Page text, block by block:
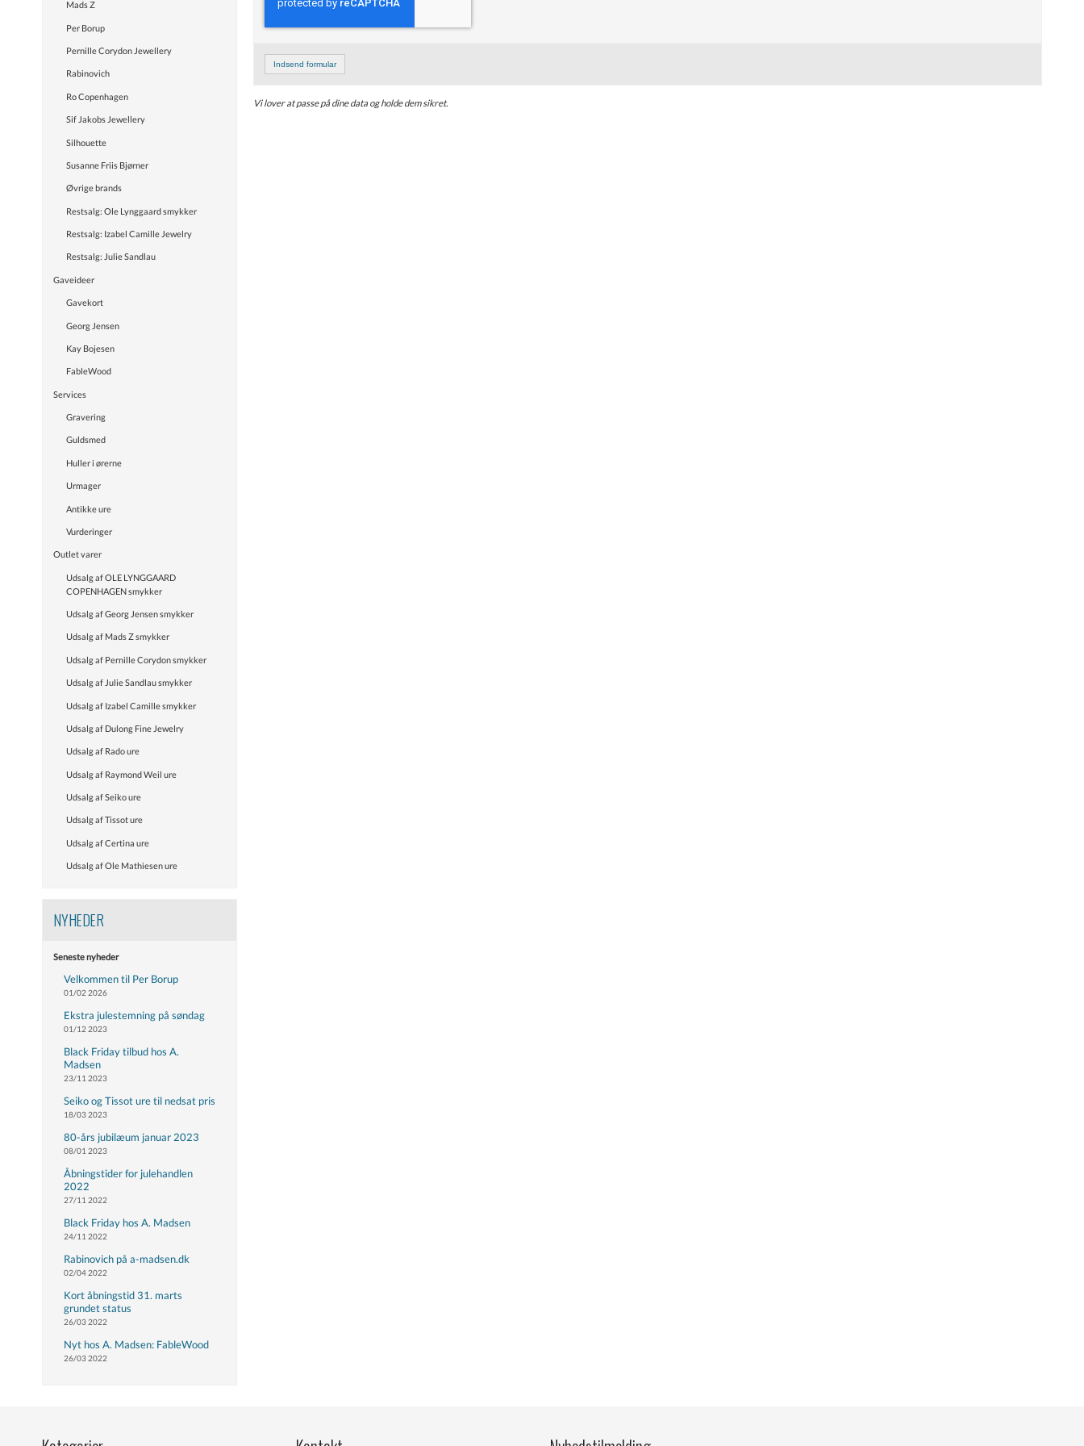
Mads Z
Per Borup
Pernille Corydon Jewellery
Rabinovich
Ro Copenhagen
Sif Jakobs Jewellery
Silhouette
Susanne Friis Bjørner
Øvrige brands
Restsalg: Ole Lynggaard smykker
Restsalg: Izabel Camille Jewelry
Restsalg: Julie Sandlau
Gaveideer
Gavekort
Georg Jensen
Kay Bojesen
FableWood
Services
Gravering
Guldsmed
Huller i ørerne
Urmager
Antikke ure
Vurderinger
Outlet varer
Udsalg af OLE LYNGGAARD
COPENHAGEN smykker
Udsalg af Georg Jensen smykker
Udsalg af Mads Z smykker
Udsalg af Pernille Corydon smykker
Udsalg af Julie Sandlau smykker
Udsalg af Izabel Camille smykker
Udsalg af Dulong Fine Jewelry
Udsalg af Rado ure
Udsalg af Raymond Weil ure
Udsalg af Seiko ure
Udsalg af Tissot ure
Udsalg af Certina ure
Udsalg af Ole Mathiesen ure
NYHEDER
Seneste nyheder
Velkommen til Per Borup
01/02 2026
Ekstra julestemning på søndag
01/12 2023
Black Friday tilbud hos A.
Madsen
23/11 2023
Seiko og Tissot ure til nedsat pris
18/03 2023
80-års jubilæum januar 2023
08/01 2023
Åbningstider for julehandlen
2022
27/11 2022
Black Friday hos A. Madsen
24/11 2022
Rabinovich på a-madsen.dk
02/04 2022
Kort åbningstid 31. marts
grundet status
26/03 2022
Nyt hos A. Madsen: FableWood
26/03 2022
Indsend formular
Vi lover at passe på dine data og holde dem sikret.